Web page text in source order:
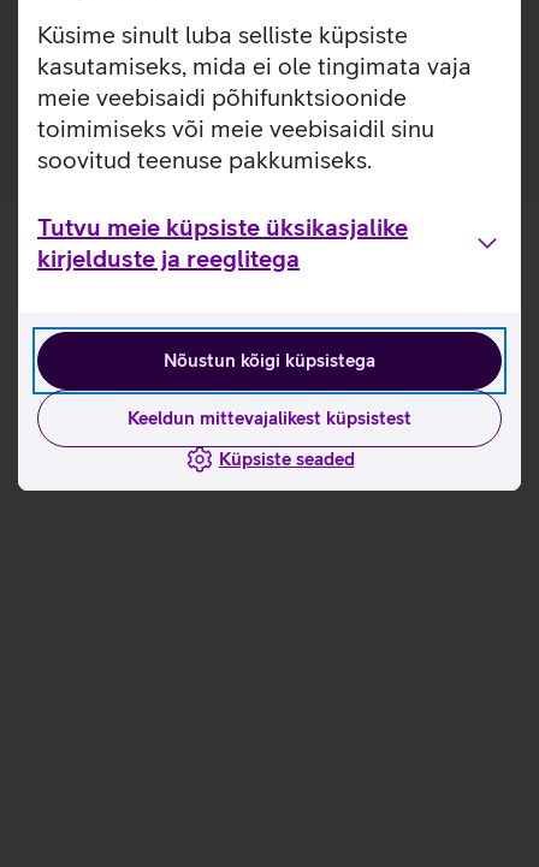
Küsime sinult luba selliste küpsiste
kasutamiseks, mida ei ole tingimata vaja
meie veebisaidi põhifunktsioonide
toimimiseks või meie veebisaidil sinu
soovitud teenuse pakkumiseks.
Tutvu meie küpsiste üksikasjalike
kirjelduste ja reeglitega
Nõustun kõigi küpsistega
Keeldun mittevajalikest küpsistest
Küpsiste seaded
eest ideaalselt sobiva ümbrisega. Selle määrdumiskindel
silikoon ja mikrokiudvooder pakub vastupidavat kaitset.
Ümbris on loodud telefoni järgi, et see ei häiriks
laadimisfunktsioone, heli selgust ega signaali tugevust.